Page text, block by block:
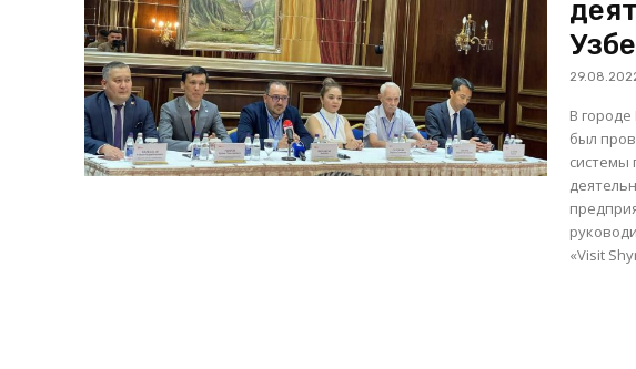
В
был
системы
«Visit